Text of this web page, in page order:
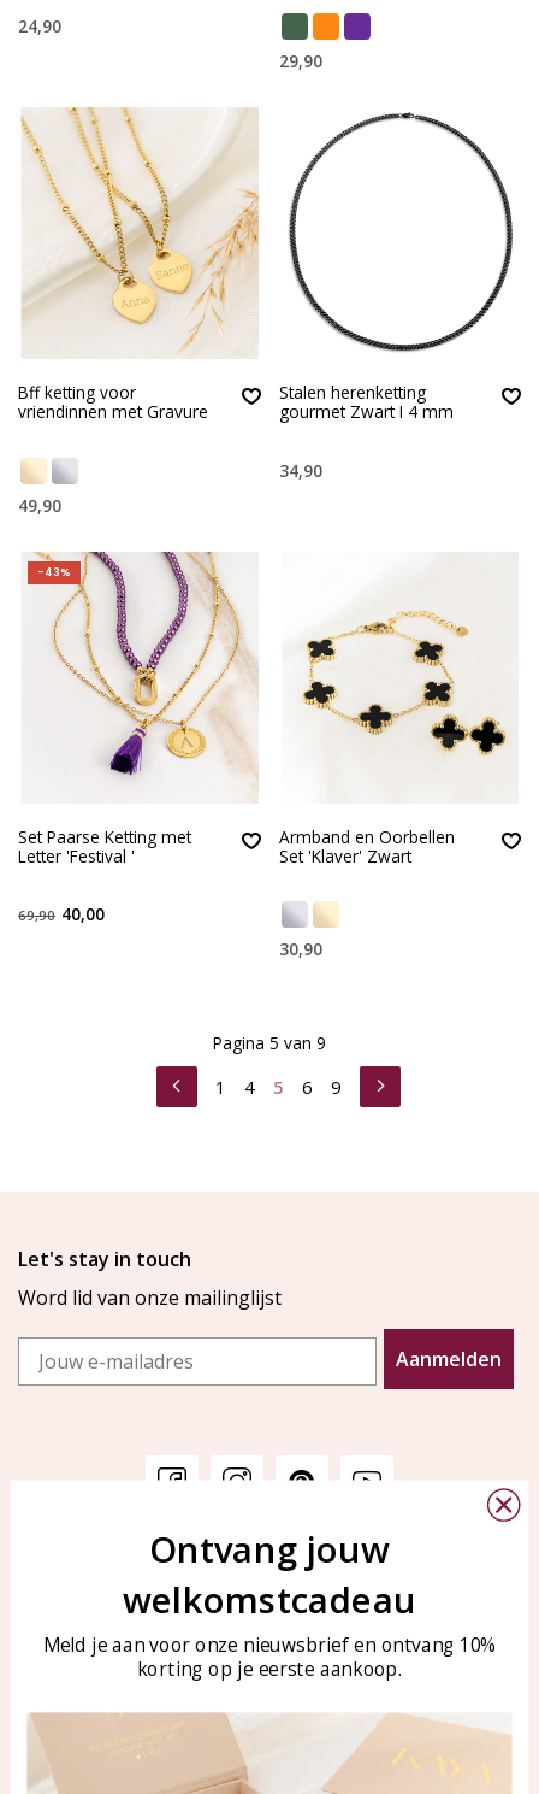
24,90
29,90
Bff ketting voor
vriendinnen met Gravure
49,90
Stalen herenketting
gourmet Zwart I 4 mm
34,90
-43%
Set Paarse Ketting met
Letter 'Festival '
69,90 40,00
Armband en Oorbellen
Set 'Klaver' Zwart
30,90
1 4 5 6 9
Pagina 5 van 9
Let's stay in touch
Word lid van onze mailinglijst
Email
Aanmelden
Veelgestelde vragen
Sieraden onderhouden
KAYA Sieraden
Bellen of WhatsApp Ma-Vr
tussen 09:00-17:00
Tel: 0850003187
WhatsApp: 0850003187
klantenservice@kayasierade
Ontvang jouw
welkomstcadeau
Meld je aan voor onze nieuwsbrief en ontvang 10%
korting op je eerste aankoop.